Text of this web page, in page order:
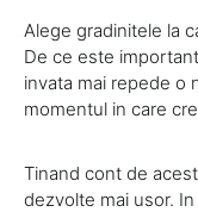
Alege gradinitele la
De ce este
invata mai repede o
momentul in care
Tinand cont de
dezvolte mai usor.